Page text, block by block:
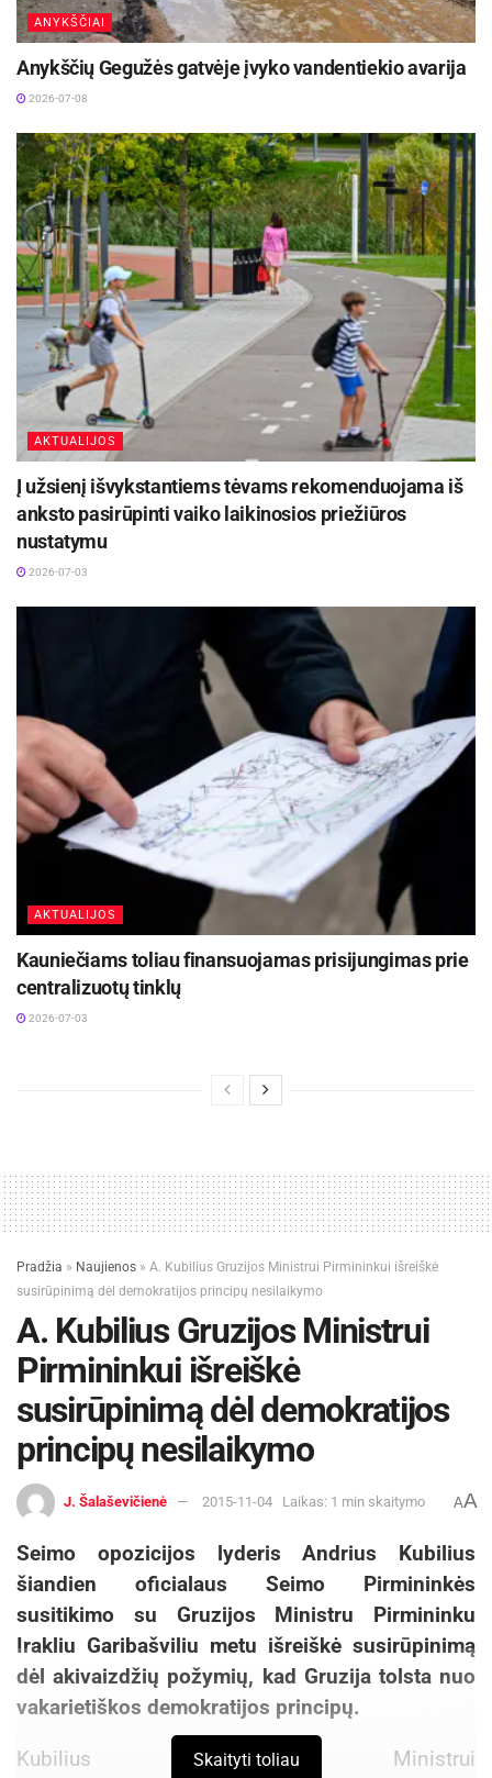
ANYKŠČIAI
Anykščių Gegužės gatvėje įvyko vandentiekio avarija
2026-07-08
AKTUALIJOS
Į užsienį išvykstantiems tėvams rekomenduojama iš
anksto pasirūpinti vaiko laikinosios priežiūros
nustatymu
2026-07-03
AKTUALIJOS
Kauniečiams toliau finansuojamas prisijungimas prie
centralizuotų tinklų
2026-07-03
Pradžia » Naujienos » A. Kubilius Gruzijos Ministrui Pirmininkui išreiškė
susirūpinimą dėl demokratijos principų nesilaikymo
A. Kubilius Gruzijos Ministrui
Pirmininkui išreiškė
susirūpinimą dėl demokratijos
principų nesilaikymo
J. Šalaševičienė 2015-11-04 Laikas: 1 min skaitymo AA
Seimo opozicijos lyderis Andrius Kubilius
šiandien oficialaus Seimo Pirmininkės
susitikimo su Gruzijos Ministru Pirmininku
Irakliu Garibašviliu metu išreiškė susirūpinimą
dėl akivaizdžių požymių, kad Gruzija tolsta nuo
vakarietiškos demokratijos principų.
Kubilius Gruzijos Ministrui
Skaityti toliau